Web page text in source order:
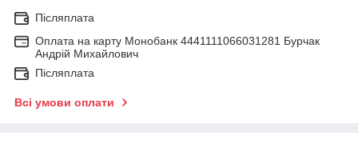
Післяплата
Оплата на карту Монобанк 4441111066031281 Бурчак
Андрій Михайлович
Післяплата
Всі умови оплати